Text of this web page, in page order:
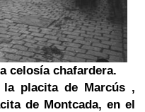
celosía chafardera.
la placita de Marcús ,
de Montcada, en el